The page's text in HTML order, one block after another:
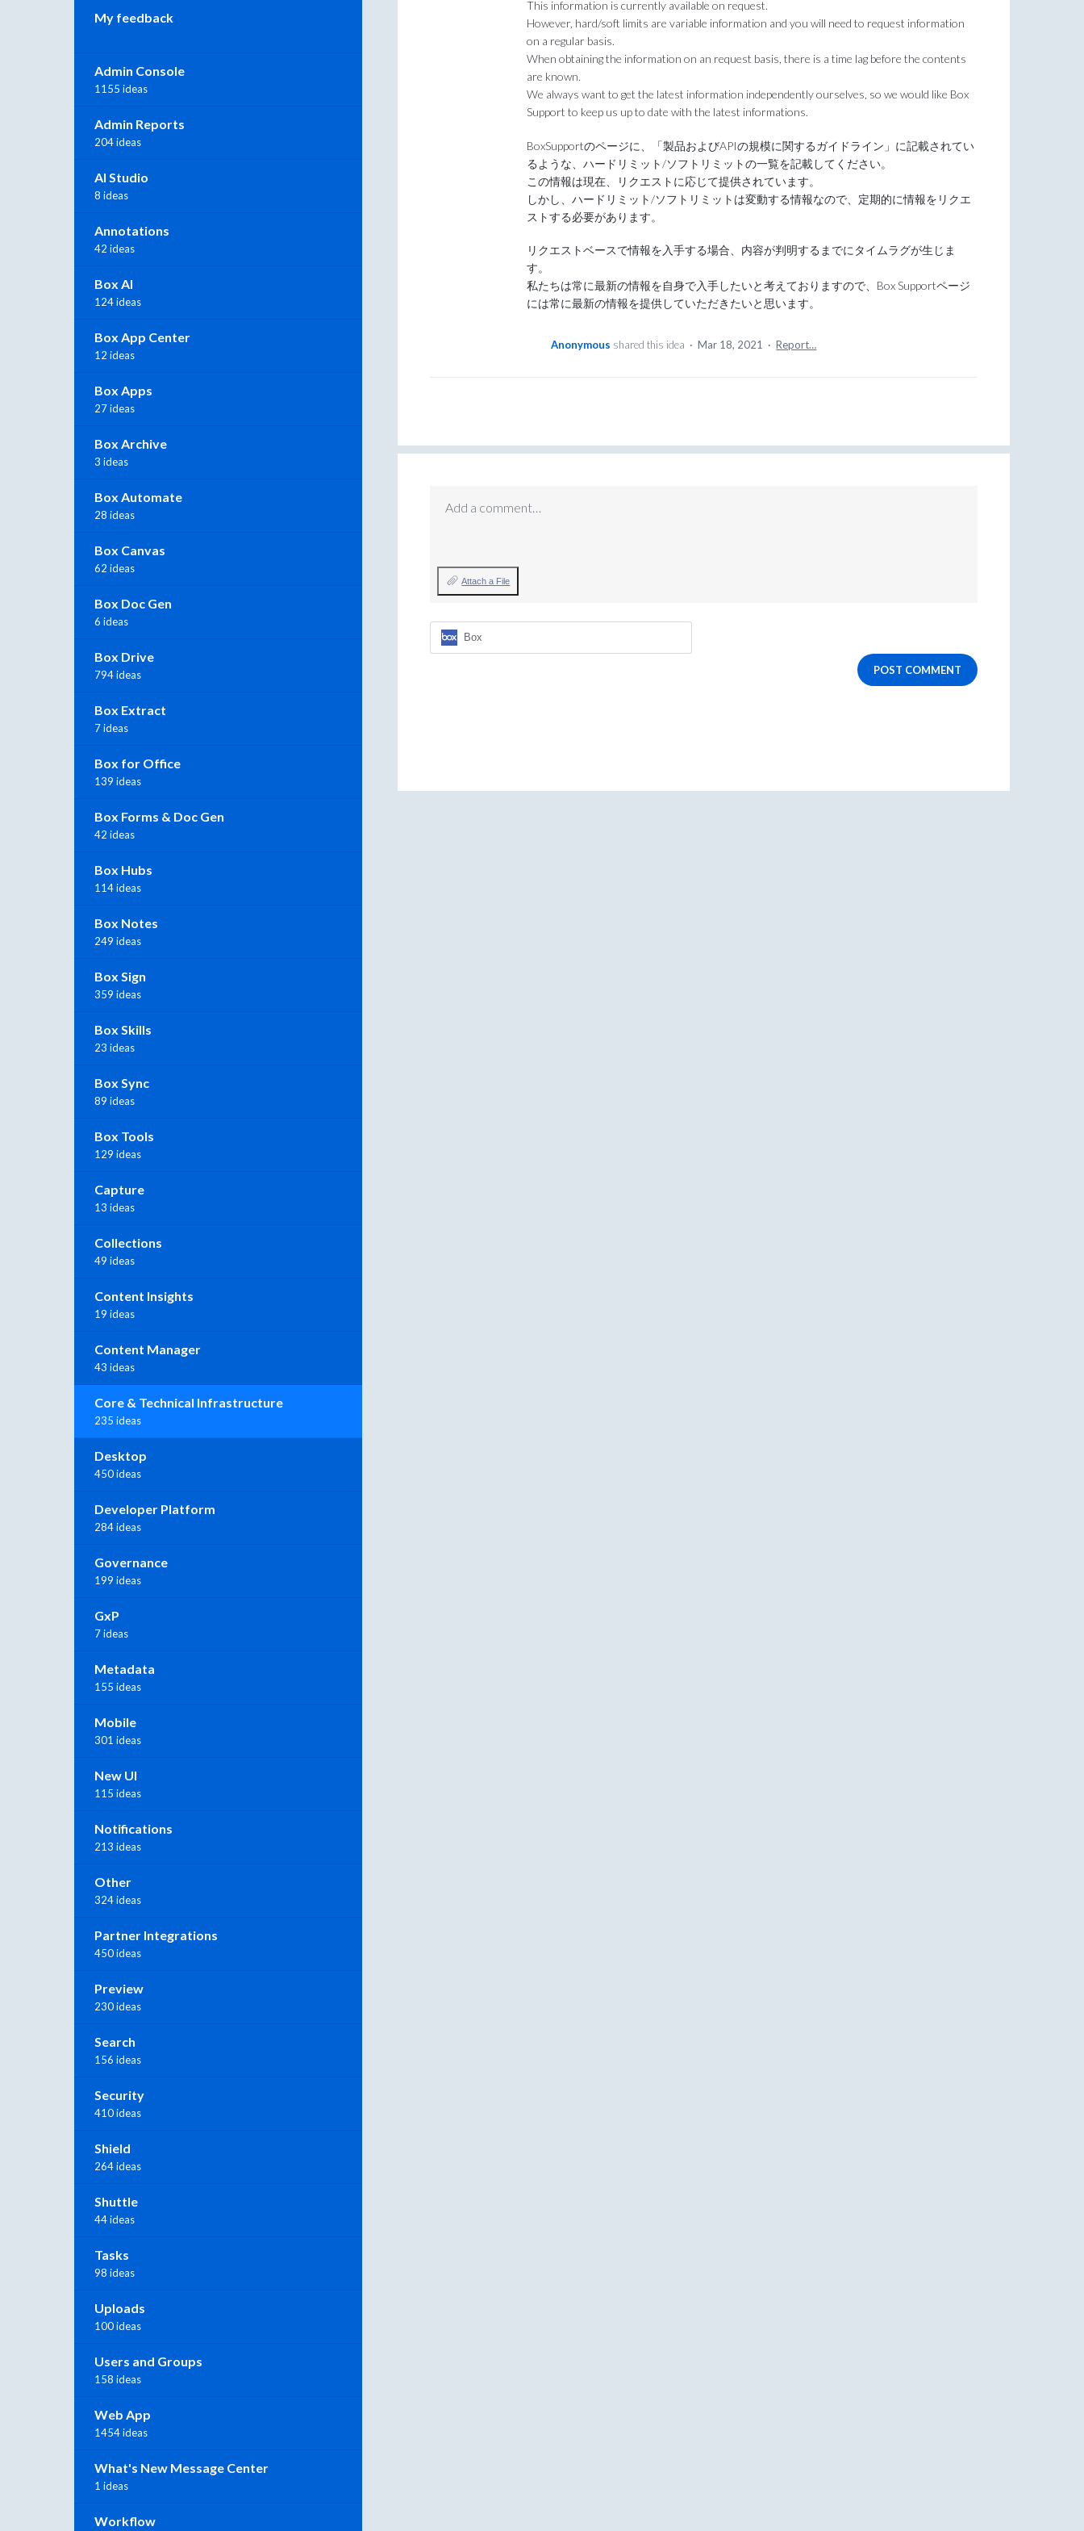
This information is currently available on request.
However, hard/soft limits are variable information and you will need to request information
on a regular basis.
When obtaining the information on an request basis, there is a time lag before the contents
are known.
We always want to get the latest information independently ourselves, so we would like Box
Support to keep us up to date with the latest informations.
BoxSupportのページに、「製品およびAPIの規模に関するガイドライン」に記載されてい
るような、ハードリミット/ソフトリミットの一覧を記載してください。
この情報は現在、リクエストに応じて提供されています。
しかし、ハードリミット/ソフトリミットは変動する情報なので、定期的に情報をリクエ
ストする必要があります。
リクエストベースで情報を入手する場合、内容が判明するまでにタイムラグが生じま
す。
私たちは常に最新の情報を自身で入手したいと考えておりますので、Box Supportページ
には常に最新の情報を提供していただきたいと思います。
Anonymous shared this idea · Mar 18, 2021 · Report…
Add a comment…
Attach a File
Box
POST COMMENT
My feedback
Admin Console
1155 ideas
Admin Reports
204 ideas
AI Studio
8 ideas
Annotations
42 ideas
Box AI
124 ideas
Box App Center
12 ideas
Box Apps
27 ideas
Box Archive
3 ideas
Box Automate
28 ideas
Box Canvas
62 ideas
Box Doc Gen
6 ideas
Box Drive
794 ideas
Box Extract
7 ideas
Box for Office
139 ideas
Box Forms & Doc Gen
42 ideas
Box Hubs
114 ideas
Box Notes
249 ideas
Box Sign
359 ideas
Box Skills
23 ideas
Box Sync
89 ideas
Box Tools
129 ideas
Capture
13 ideas
Collections
49 ideas
Content Insights
19 ideas
Content Manager
43 ideas
Core & Technical Infrastructure
235 ideas
Desktop
450 ideas
Developer Platform
284 ideas
Governance
199 ideas
GxP
7 ideas
Metadata
155 ideas
Mobile
301 ideas
New UI
115 ideas
Notifications
213 ideas
Other
324 ideas
Partner Integrations
450 ideas
Preview
230 ideas
Search
156 ideas
Security
410 ideas
Shield
264 ideas
Shuttle
44 ideas
Tasks
98 ideas
Uploads
100 ideas
Users and Groups
158 ideas
Web App
1454 ideas
What's New Message Center
1 ideas
Workflow